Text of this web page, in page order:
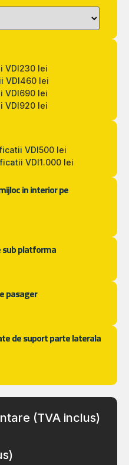
VDI230 lei
VDI460 lei
VDI690 lei
VDI920 lei
VDI500 lei
VDI1.000 lei
in interior pe
sub platforma
pasager
de suport parte laterala
(TVA inclus)